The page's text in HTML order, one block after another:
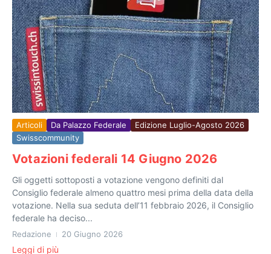
Articoli Da Palazzo Federale
Edizione Luglio-Agosto 2026
Swisscommunity
Votazioni federali 14 Giugno 2026
Gli oggetti sottoposti a votazione vengono definiti dal
Consiglio federale almeno quattro mesi prima della data della
votazione. Nella sua seduta dell’11 febbraio 2026, il Consiglio
federale ha deciso...
Redazione 20 Giugno 2026
Leggi di più